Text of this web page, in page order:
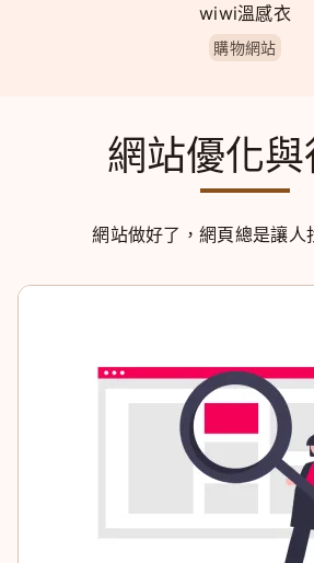
wiwi溫感衣
購物網站
網站優化與
網站做好了，網頁總是讓人